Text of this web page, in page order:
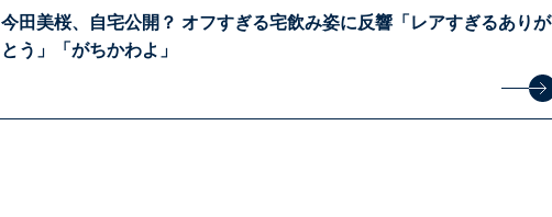
今田美桜、自宅公開？ オフすぎる宅飲み姿に反響「レアすぎるありが
とう」「がちかわよ」